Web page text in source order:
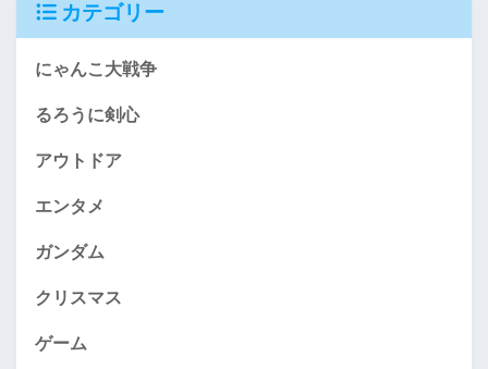
カテゴリー
にゃんこ大戦争
るろうに剣心
アウトドア
エンタメ
ガンダム
クリスマス
ゲーム